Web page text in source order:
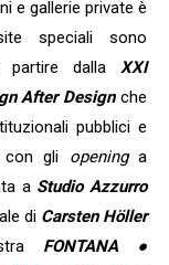
e gallerie private è
speciali sono
partire dalla XXI
After Designche
pubblici e
con gli openinga
a Studio Azzurro
di Carsten Höller
FONTANA ●